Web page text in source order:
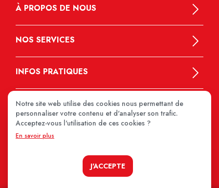
À PROPOS DE NOUS
NOS SERVICES
INFOS PRATIQUES
Notre site web utilise des cookies nous permettant de
personnaliser votre contenu et d'analyser son trafic.
Acceptez-vous l'utilisation de ces cookies ?
En savoir plus
J'ACCEPTE